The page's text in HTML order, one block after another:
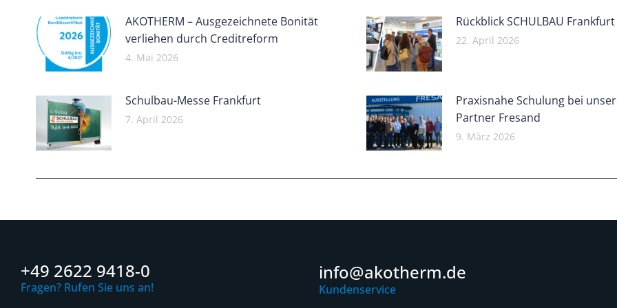
AKOTHERM – Ausgezeichnete Bonität
verliehen durch Creditreform
4. Mai 2026
Rückblick SCHULBAU Frankfurt
22. April 2026
Schulbau-Messe Frankfurt
7. April 2026
Praxisnahe Schulung bei
Partner Fresand
9. März 2026
+49 2622 9418-0
Fragen? Rufen Sie uns an!
info@akotherm.de
Kundenservice